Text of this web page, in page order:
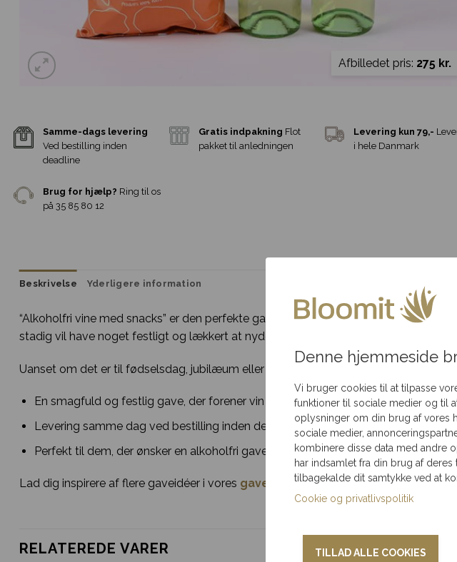
Denne hjemmeside
Vi bruger cookies til at tilpasse
funktioner til sociale medier og til
oplysninger om din brug af vores
sociale medier,
kombinere disse data med andre
har indsamlet fra din brug af
tilbagekalde dit samtykke ved at
Cookie og privatlivspolitik
TILLAD ALLE COOKIES
Afbilledet pris: 275 kr.
Ved bestilling inden
Gratis indpakning
Brug for hjælp?Ring til os
Beskrivelse Yderligere information
“Alkoholfri vine med snacks” er den perfekte gave, der kombinerer alkoholfri vine
stadig vil have noget festligt og lækkert at nyde.
Uanset om det er til fødselsdag, jubilæum eller som en opmuntrende gestus,
En smagfuld og festlig gave, der forener vin og snacks uden alkohol.
Levering samme dag ved bestilling inden deadline – nemt og bekvemt.
Perfekt til dem, der ønsker en alkoholfri gaveoplevelse med et lækkert udvalg af
Lad dig inspirere af flere gaveidéer i vores gavekurveog find den gave, der passer
RELATEREDE VARER